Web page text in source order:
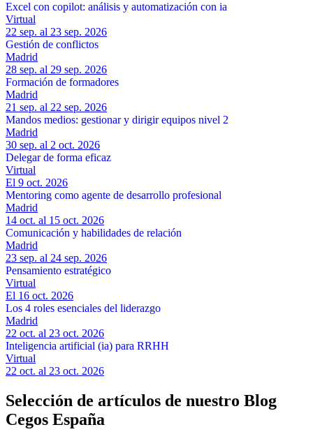
Excel con copilot: análisis y automatización con ia
Virtual
22 sep. al 23 sep. 2026
Gestión de conflictos
Madrid
28 sep. al 29 sep. 2026
Formación de formadores
Madrid
21 sep. al 22 sep. 2026
Mandos medios: gestionar y dirigir equipos nivel 2
Madrid
30 sep. al 2 oct. 2026
Delegar de forma eficaz
Virtual
El 9 oct. 2026
Mentoring como agente de desarrollo profesional
Madrid
14 oct. al 15 oct. 2026
Comunicación y habilidades de relación
Madrid
23 sep. al 24 sep. 2026
Pensamiento estratégico
Virtual
El 16 oct. 2026
Los 4 roles esenciales del liderazgo
Madrid
22 oct. al 23 oct. 2026
Inteligencia artificial (ia) para RRHH
Virtual
22 oct. al 23 oct. 2026
Selección de artículos de nuestro Blog
Cegos España